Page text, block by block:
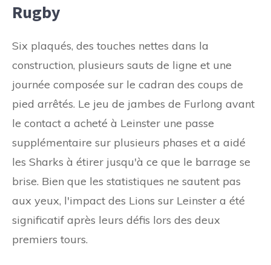
Rugby
Six plaqués, des touches nettes dans la
construction, plusieurs sauts de ligne et une
journée composée sur le cadran des coups de
pied arrêtés. Le jeu de jambes de Furlong avant
le contact a acheté à Leinster une passe
supplémentaire sur plusieurs phases et a aidé
les Sharks à étirer jusqu'à ce que le barrage se
brise. Bien que les statistiques ne sautent pas
aux yeux, l'impact des Lions sur Leinster a été
significatif après leurs défis lors des deux
premiers tours.